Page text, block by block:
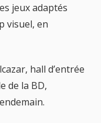
jeux adaptés
visuel, en
hall d’entrée
de la BD,